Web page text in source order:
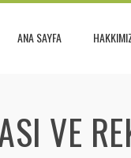
ANA SAYFA
VE